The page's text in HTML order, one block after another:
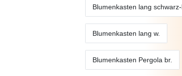
Blumenkasten lang
Blumenkasten lang w.
Blumenkasten Pergola br.